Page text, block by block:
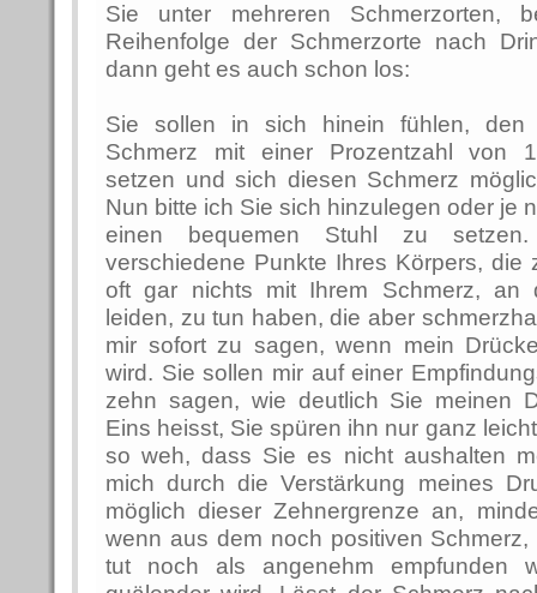
Sie unter mehreren Schmerzorten,
Reihenfolge der Schmerzorte nach
dann geht es auch schon los:
Sie sollen in sich hinein fühlen, den
Schmerz mit einer Prozentzahl von
setzen und sich diesen Schmerz
Nun bitte ich Sie sich hinzulegen oder je
einen bequemen Stuhl zu
verschiedene Punkte Ihres Körpers, die
oft gar nichts mit Ihrem Schmerz, an
leiden, zu tun haben, die aber
mir sofort zu sagen, wenn mein
wird. Sie sollen mir auf einer
zehn sagen, wie deutlich Sie meinen
Eins heisst, Sie spüren ihn nur ganz
so weh, dass Sie es nicht aushalten
mich durch die Verstärkung meines
möglich dieser Zehnergrenze an,
wenn aus dem noch positiven
tut noch als angenehm empfunden